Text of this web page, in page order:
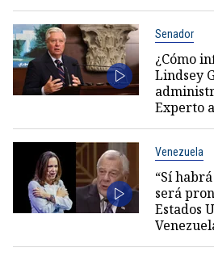
Senador
¿Cómo
Lindsey
Experto
Venezuela
“Sí
será
Estados